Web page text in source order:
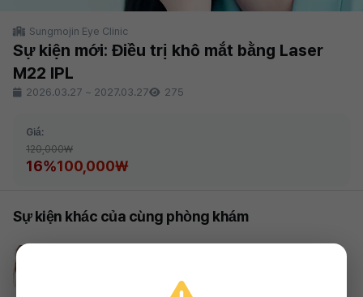
Sungmojin Eye Clinic
Sự kiện mới: Điều trị khô mắt bằng Laser
M22 IPL
2026.03.27 ~ 2027.03.27 275
Giá:
120,000₩
16%100,000₩
Sự kiện khác của cùng phòng khám